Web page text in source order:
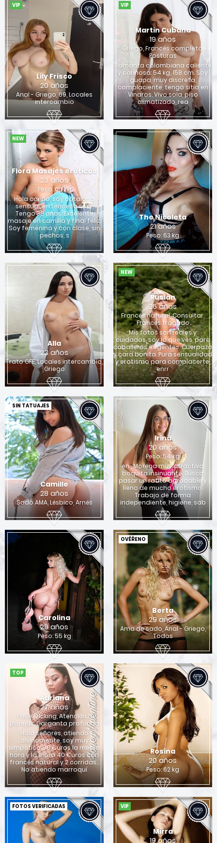
VIP
Lily Frisco
20 años
Anal - Griego, 69, Locales
intercambio
VIP
Martin Cubana
19 años
Griego, Francés completo,
Posturas
Samanta colombiana caliente
y cariñosa: 54 kg, 158 cm. Soy
guapa, muy discreta,
complaciente, tengo sitio en
Vinaros. Vivo sola, piso
climatizado, rea
NEW
Flora Masajes eróticos
23 años
Peso: 60 kg
Hola cariño, soy catalana
sensual, en Lencería sexy.
Tengo 38 años. Excelente
masaje en camilla y final feliz.
Soy femenina y con clase, sin
pechos, s
The Nicoleta
21 años
Peso: 63 kg
Alla
23 años
Trato GFE, Locales intercambio,
Griego
NEW
Ruslan
26 años
Francés natural, Consultar,
Francés tragado
Mis fotos son reales y
cuidadas, soy lo que ves, para
caballeros exigentes. Cuerpazo
y cara bonita. Pura sensualidad
y erotismo para complacerte,
enrr
SIN TATUAJES
Camille
28 años
Sado AMA, Lésbico, Arnés
Irina
20 años
Peso: 54 kg
en , Morena muy atractiva,
boquita insinuante. Busco
pasar un ratito agradable y
lleno de mucho erotismo.
Trabajo de forma
independiente, higiene, sab
Carolina
29 años
Peso: 55 kg
OVĚŘENO
Berta
29 años
Ama de sado, Anal - Griego,
Todos
TOP
Adriana
27 años
Face Fucking, Atención a
parejas, Garganta profunda
Hola señores, atiendo
divinamente, soy muy
simpática. 30 €uros la media
hora y la 1hora 40 €uros con
francés natural y 2 corridas…
No atiendo marroquí
Rosina
20 años
Peso: 62 kg
FOTOS VERIFICADAS VIP
Mirra
19 años